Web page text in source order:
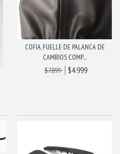
COFIA, FUELLE DE PALANCA DE
CAMBIOS COMP...
$7.899
$4.999